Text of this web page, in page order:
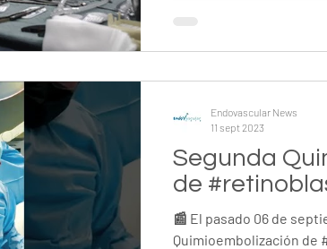
tratamiento de lesiones
Segunda
de
📰 El pasado 06 de
Quimioembolización
Endovascular News
11 sept 2023